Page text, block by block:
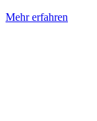
Mehr erfahren